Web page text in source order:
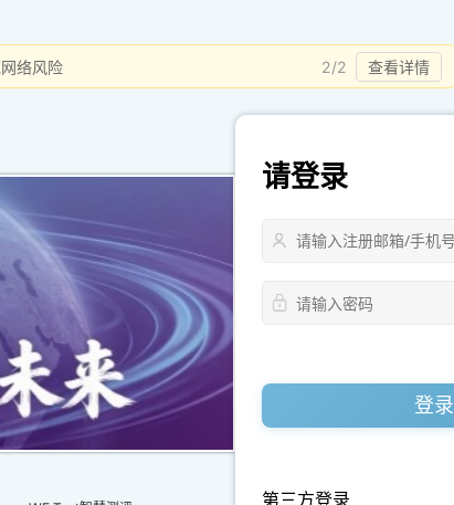
络风险 2/2 查看详情
请登录
登录
第三方登录